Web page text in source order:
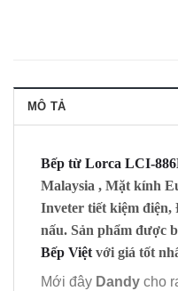
MÔ TẢ
Bếp từ Lorca LCI-
Malaysia , Mặt kính
Inveter tiết kiệm điện,
nấu. Sản phẩm được
Bếp Việt với giá tốt
Mới đây Dandy cho